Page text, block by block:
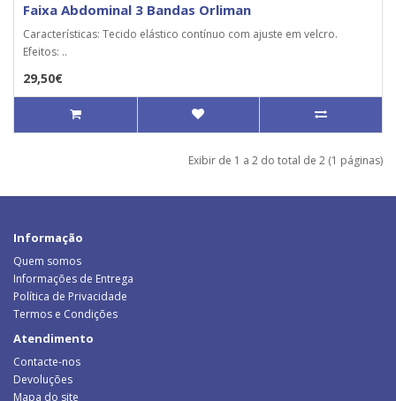
Faixa Abdominal 3 Bandas Orliman
Características: Tecido elástico contínuo com ajuste em velcro.
Efeitos: ..
29,50€
Exibir de 1 a 2 do total de 2 (1 páginas)
Informação
Quem somos
Informações de Entrega
Política de Privacidade
Termos e Condições
Atendimento
Contacte-nos
Devoluções
Mapa do site